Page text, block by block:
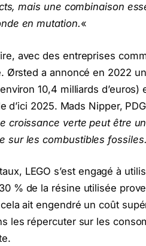
mais une combinaison
en mutation.«
avec des entreprises
Ørsted a annoncé en 2022
10,4 milliards d’euros)
d’ici 2025. Mads Nipper,
croissance verte peut être
sur les combustibles fossiles.
LEGO s’est engagé à
% de la résine utilisée
ait engendré un coût
les répercuter sur les